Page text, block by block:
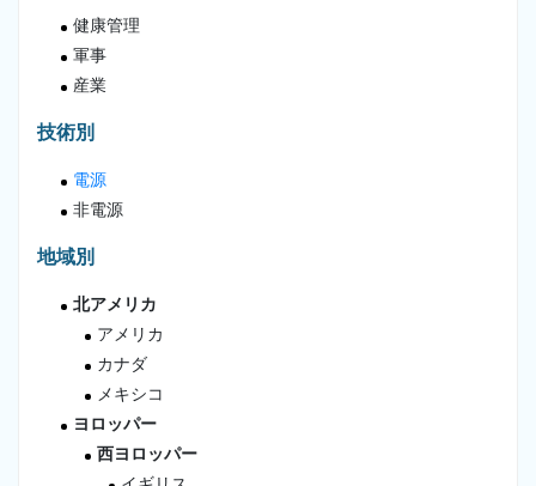
健康管理
軍事
産業
技術別
電源
非電源
地域別
北アメリカ
アメリカ
カナダ
メキシコ
ヨロッパー
西ヨロッパー